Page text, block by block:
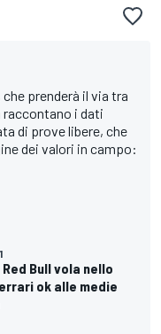
prenderà il via tra
raccontano i dati
di prove libere, che
dei valori in campo:
Red Bull vola nello
ok alle medie